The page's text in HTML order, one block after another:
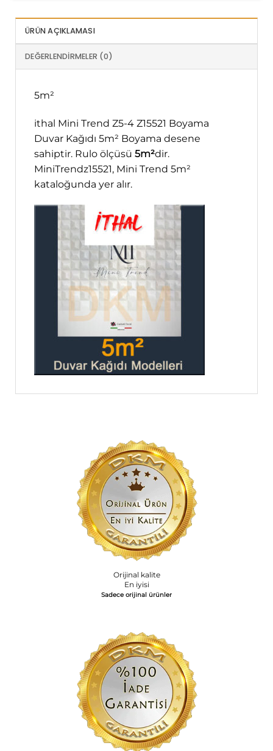
ÜRÜN AÇIKLAMASI
DEĞERLENDIRMELER (0)
5m²
ithal Mini Trend Z5-4 Z15521 Boyama
Duvar Kağıdı 5m² Boyama desene
sahiptir. Rulo ölçüsü 5m²dir.
MiniTrendz15521, Mini Trend 5m²
kataloğunda yer alır.
Orijinal kalite
En iyisi
Sadece orijinal ürünler